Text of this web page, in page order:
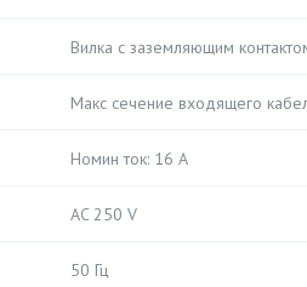
Вилка с заземляющим
Макс сечение входящего
Номин ток: 16 А
AC 250 V
50 Гц